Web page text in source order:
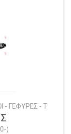
- ΓΕΦΥΡΕΣ - Τ
)